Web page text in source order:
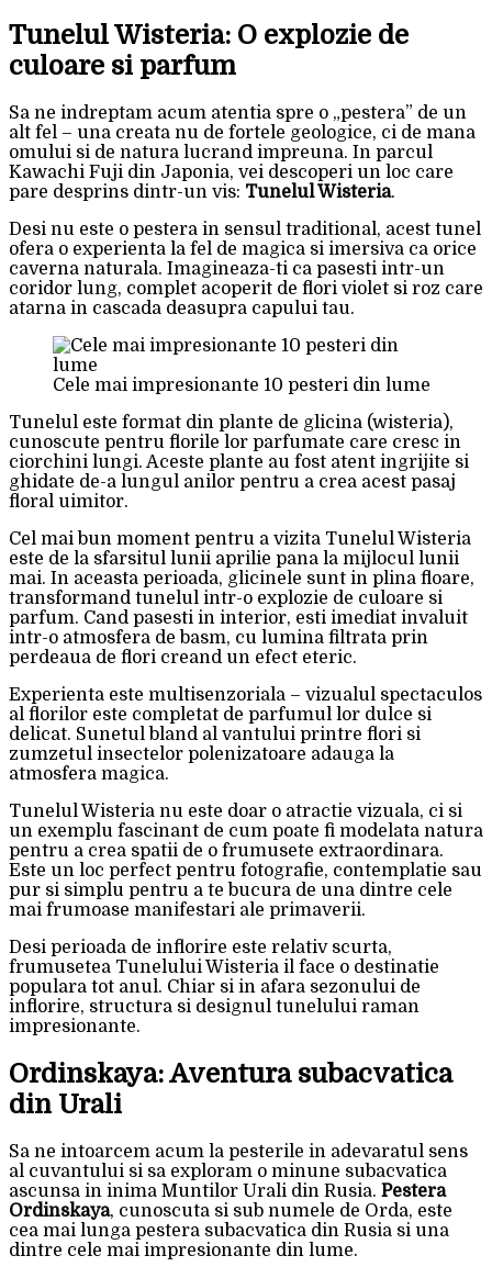
Tunelul Wisteria: O explozie de
culoare si parfum
Sa ne indreptam acum atentia spre o „pestera” de un
alt fel – una creata nu de fortele geologice, ci de mana
omului si de natura lucrand impreuna. In parcul
Kawachi Fuji din Japonia, vei descoperi un loc care
pare desprins dintr-un vis: Tunelul Wisteria.
Desi nu este o pestera in sensul traditional, acest tunel
ofera o experienta la fel de magica si imersiva ca orice
caverna naturala. Imagineaza-ti ca pasesti intr-un
coridor lung, complet acoperit de flori violet si roz care
atarna in cascada deasupra capului tau.
Cele mai impresionante 10 pesteri din lume
Tunelul este format din plante de glicina (wisteria),
cunoscute pentru florile lor parfumate care cresc in
ciorchini lungi. Aceste plante au fost atent ingrijite si
ghidate de-a lungul anilor pentru a crea acest pasaj
floral uimitor.
Cel mai bun moment pentru a vizita Tunelul Wisteria
este de la sfarsitul lunii aprilie pana la mijlocul lunii
mai. In aceasta perioada, glicinele sunt in plina floare,
transformand tunelul intr-o explozie de culoare si
parfum. Cand pasesti in interior, esti imediat invaluit
intr-o atmosfera de basm, cu lumina filtrata prin
perdeaua de flori creand un efect eteric.
Experienta este multisenzoriala – vizualul spectaculos
al florilor este completat de parfumul lor dulce si
delicat. Sunetul bland al vantului printre flori si
zumzetul insectelor polenizatoare adauga la
atmosfera magica.
Tunelul Wisteria nu este doar o atractie vizuala, ci si
un exemplu fascinant de cum poate fi modelata natura
pentru a crea spatii de o frumusete extraordinara.
Este un loc perfect pentru fotografie, contemplatie sau
pur si simplu pentru a te bucura de una dintre cele
mai frumoase manifestari ale primaverii.
Desi perioada de inflorire este relativ scurta,
frumusetea Tunelului Wisteria il face o destinatie
populara tot anul. Chiar si in afara sezonului de
inflorire, structura si designul tunelului raman
impresionante.
Ordinskaya: Aventura subacvatica
din Urali
Sa ne intoarcem acum la pesterile in adevaratul sens
al cuvantului si sa exploram o minune subacvatica
ascunsa in inima Muntilor Urali din Rusia. Pestera
Ordinskaya, cunoscuta si sub numele de Orda, este
cea mai lunga pestera subacvatica din Rusia si una
dintre cele mai impresionante din lume.